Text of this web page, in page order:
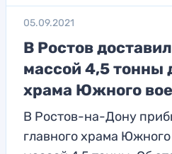
05.09.2021
В Ростов
массой 4,5 тонны
храма Южного
В Ростов-на-Дону
главного храма Южного